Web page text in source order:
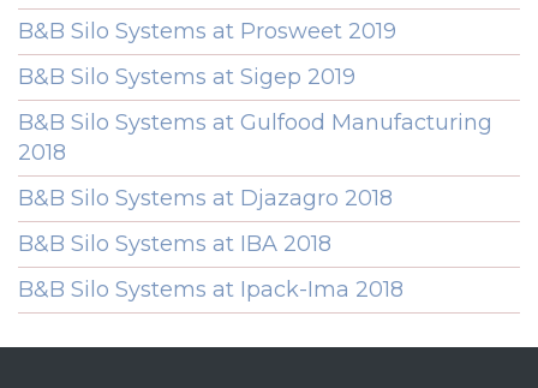
B&B Silo Systems at Prosweet 2019
B&B Silo Systems at Sigep 2019
B&B Silo Systems at Gulfood Manufacturing
2018
B&B Silo Systems at Djazagro 2018
B&B Silo Systems at IBA 2018
B&B Silo Systems at Ipack-Ima 2018